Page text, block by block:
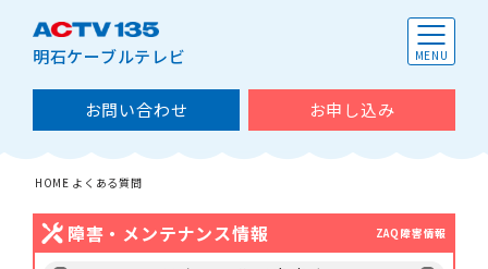
明石ケーブルテレビ
お問い合わせ お申し込み
HOME よくある質問
障害・メンテナンス情報 ZAQ障害情報